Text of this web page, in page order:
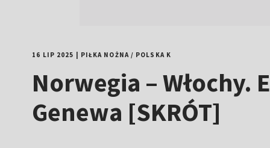
16 LIP 2025 PIŁKA NOŻNA/ POLSKA K
Norwegia – Włochy.
Genewa [SKRÓT]